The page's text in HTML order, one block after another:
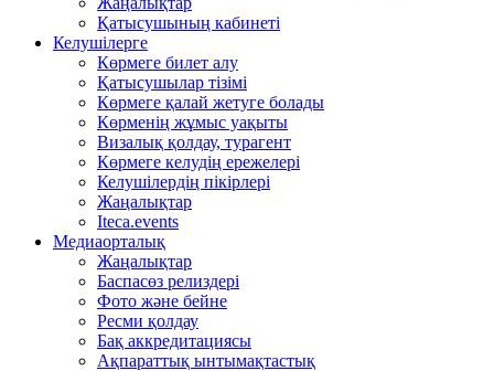
Қатысушының кабинеті
Келушілерге
Көрмеге билет алу
Қатысушылар тізімі
Көрмеге қалай жетуге болады
Көрменің жұмыс уақыты
Визалық қолдау, турагент
Көрмеге келудің ережелері
Келушілердің пікірлері
Жаңалықтар
Iteca.events
Медиаорталық
Жаңалықтар
Баспасөз релиздері
Фото және бейне
Ресми қолдау
Бақ аккредитациясы
Ақпараттық ынтымақтастық